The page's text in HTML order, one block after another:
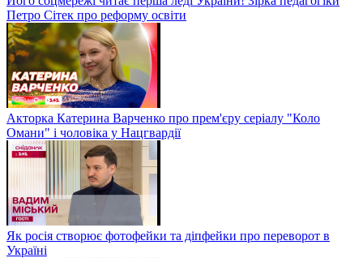
Петро Сітек про реформу освіти
Акторка Катерина Варченко про прем'єру серіалу "Коло
Омани" і чоловіка у Нацгвардії
Як росія створює фотофейки та діпфейки про переворот в
Україні